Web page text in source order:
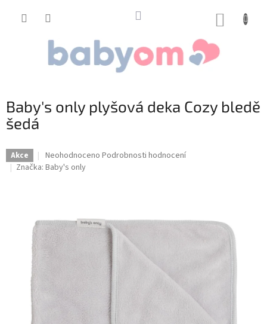
Baby's only plyšová deka Cozy bledě
šedá
Akce
Průměrné
hodnocení
5
hvězdiček.
Neohodnoceno Podrobnosti hodnocení
Značka: Baby's only